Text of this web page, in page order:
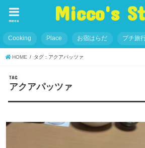
Micco's
menu
Cooking Place お宿はらだ プチ旅
HOME タグ : アクアパッツァ
TAG
アクアパッツァ